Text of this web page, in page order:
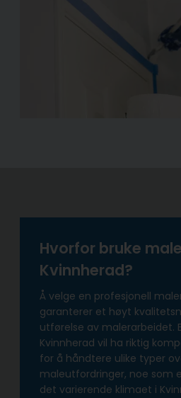
Hvorfor bruke
Kvinnherad?
Å velge en profesjonell
garanterer et høyt
utførelse av malerarbeidet.
Kvinnherad vil ha riktig
for å håndtere ulike typer
maleutfordringer, noe som
det varierende klimaet i